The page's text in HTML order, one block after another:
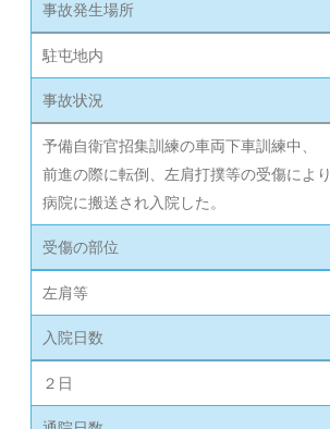
事故発生場所
駐屯地内
事故状況
予備自衛官招集訓練の車両下車訓練中、
前進の際に転倒、左肩打撲等の受傷により
病院に搬送され入院した。
受傷の部位
左肩等
入院日数
２日